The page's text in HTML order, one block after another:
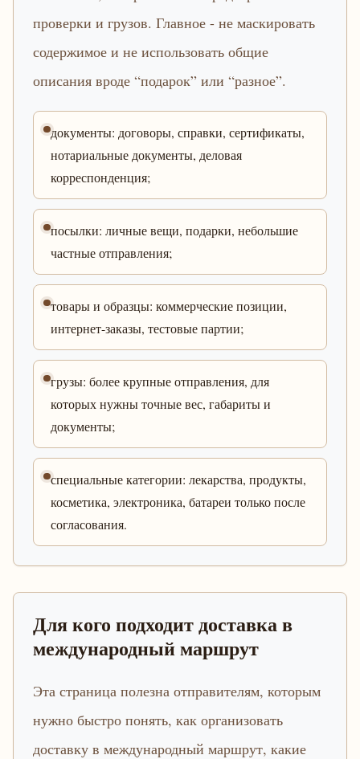
проверки и грузов. Главное - не маскировать
содержимое и не использовать общие
описания вроде “подарок” или “разное”.
документы: договоры, справки, сертификаты,
нотариальные документы, деловая
корреспонденция;
посылки: личные вещи, подарки, небольшие
частные отправления;
товары и образцы: коммерческие позиции,
интернет-заказы, тестовые партии;
грузы: более крупные отправления, для
которых нужны точные вес, габариты и
документы;
специальные категории: лекарства, продукты,
косметика, электроника, батареи только после
согласования.
Для кого подходит доставка в
международный маршрут
Эта страница полезна отправителям, которым
нужно быстро понять, как организовать
доставку в международный маршрут, какие